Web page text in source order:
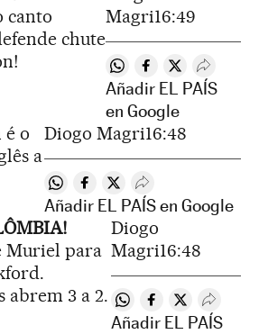
canto
chute
Magri16:49
Compartir en
Compartir en
Compartir
Añadir EL PAÍS
en Google
é o
a
Diogo Magri16:48
Compartir en Whatsapp
Compartir en Facebook
Compartir en Twitter
Desplegar Redes
Añadir EL PAÍS en Google
Muriel para
abrem 3 a 2.
Diogo
Magri16:48
Compartir en
Compartir en
Compartir
Añadir EL PAÍS